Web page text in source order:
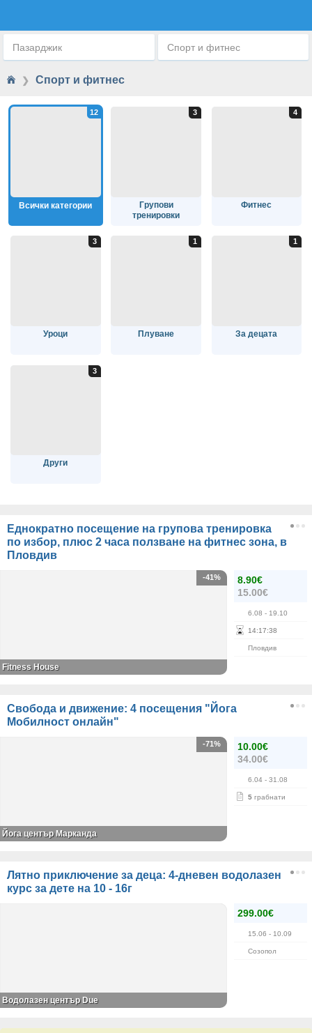
Пазарджик Спорт и фитнес
❯ Спорт и фитнес
Всички категории
Групови
тренировки
Фитнес
Уроци Плуване За децата
Други
Еднократно посещение на групова тренировка
по избор, плюс 2 часа ползване на фитнес зона, в
Пловдив
8.90€
15.00€
6.08 - 19.10
14:17:38
Пловдив
-41%
Fitness House
Свобода и движение: 4 посещения "Йога
Мобилност онлайн"
10.00€
34.00€
6.04 - 31.08
5 грабнати
-71%
Йога център Марканда
Лятно приключение за деца: 4-дневен водолазен
курс за дете на 10 - 16г
299.00€
15.06 - 10.09
Созопол
Водолазен център Due